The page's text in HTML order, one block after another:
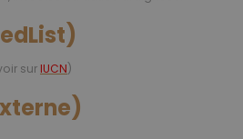
sur IUCN)